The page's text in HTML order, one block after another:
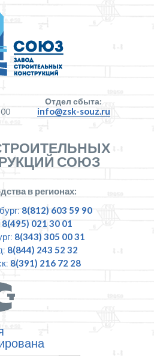
Отдел сбыта:
info@zsk-souz.ru
СОЮЗ
в регионах:
8(812) 603 59 90
8(495) 021 30 01
8(343) 305 00 31
8(844) 243 52 32
8(391) 216 72 28